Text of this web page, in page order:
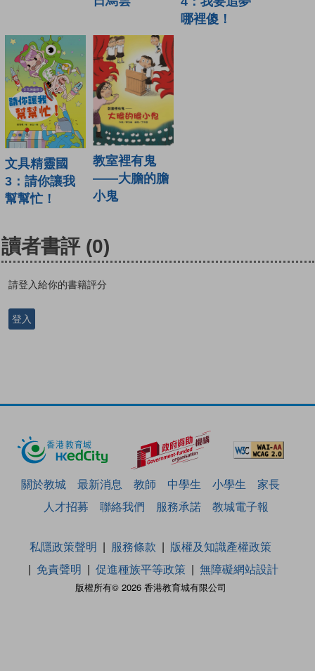
哪裡傻！
文具精靈國
3：請你讓我
幫幫忙！
教室裡有鬼
——大膽的膽
小鬼
讀者書評 (0)
請登入給你的書籍評分
登入
關於教城 最新消息 教師 中學生 小學生
家長
人才招募
聯絡我們 服務承諾 教城電子報
版權所有© 2026 香港教育城有限公司
私隱政策聲明 服務條款
版權及知識產權政策
免責聲明
促進種族平等政策 無障礙網站設計